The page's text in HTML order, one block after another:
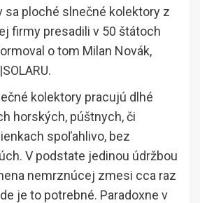
sa ploché slnečné kolektory z
firmy presadili v 50 štátoch
o tom Milan Novák,
kolektory pracujú dlhé
horských, púštnych, či
spoľahlivo, bez
V podstate jedinou údržbou
nemrznúcej zmesi cca raz
je to potrebné. Paradoxne v